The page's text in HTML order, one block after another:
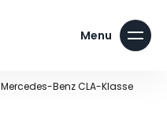
Mercedes-Benz CLA-Klasse